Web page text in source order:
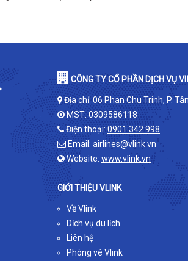
CÔNG TY CỔ PHẦN DỊCH VỤ
Địa chỉ: 06 Phan Chu Trinh, P.
MST: 0309586118
Điện thoại: 0901.342.998
Email: airlines@vlink.vn
Website: www.vlink.vn
GIỚI THIỆU VLINK
Về Vlink
Dịch vụ du lịch
Liên hệ
Phòng vé Vlink